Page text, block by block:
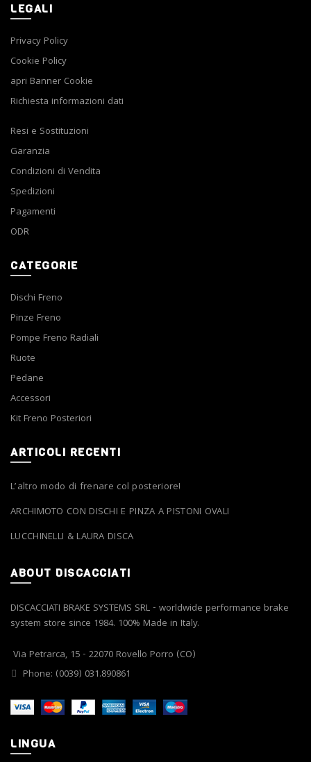
LEGALI
Privacy Policy
Cookie Policy
apri Banner Cookie
Richiesta informazioni dati
Resi e Sostituzioni
Garanzia
Condizioni di Vendita
Spedizioni
Pagamenti
ODR
CATEGORIE
Dischi Freno
Pinze Freno
Pompe Freno Radiali
Ruote
Pedane
Accessori
Kit Freno Posteriori
ARTICOLI RECENTI
L’altro modo di frenare col posteriore!
ARCHIMOTO CON DISCHI E PINZA A PISTONI OVALI
LUCCHINELLI & LAURA DISCA
ABOUT DISCACCIATI
DISCACCIATI BRAKE SYSTEMS SRL - worldwide performance brake
system store since 1984. 100% Made in Italy.
Via Petrarca, 15 - 22070 Rovello Porro (CO)
Phone: (0039) 031.890861
LINGUA